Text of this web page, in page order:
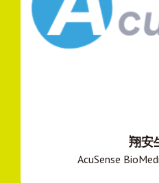
翔安
AcuSense